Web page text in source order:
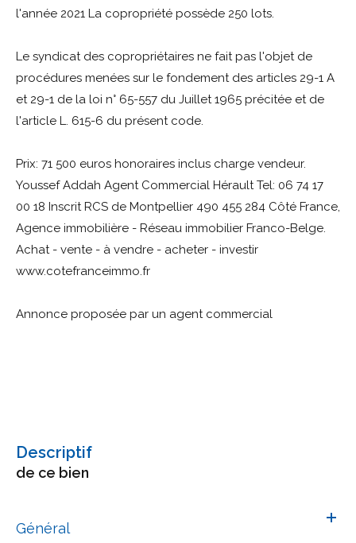
l'année 2021 La copropriété possède 250 lots.
Le syndicat des copropriétaires ne fait pas l'objet de
procédures menées sur le fondement des articles 29-1 A
et 29-1 de la loi n° 65-557 du Juillet 1965 précitée et de
l'article L. 615-6 du présent code.
Prix: 71 500 euros honoraires inclus charge vendeur.
Youssef Addah Agent Commercial Hérault Tel: 06 74 17
00 18 Inscrit RCS de Montpellier 490 455 284 Côté France,
Agence immobilière - Réseau immobilier Franco-Belge.
Achat - vente - à vendre - acheter - investir
www.cotefranceimmo.fr
Annonce proposée par un agent commercial
descriptif
de ce bien
Général